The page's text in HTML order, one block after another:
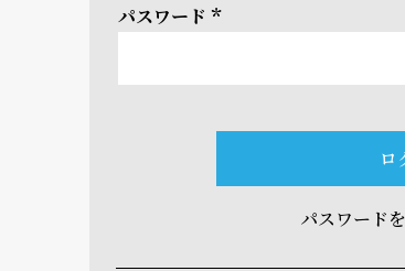
パスワード
(必
ロ
パスワード